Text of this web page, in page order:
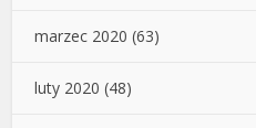
marzec 2020 (63)
luty 2020 (48)